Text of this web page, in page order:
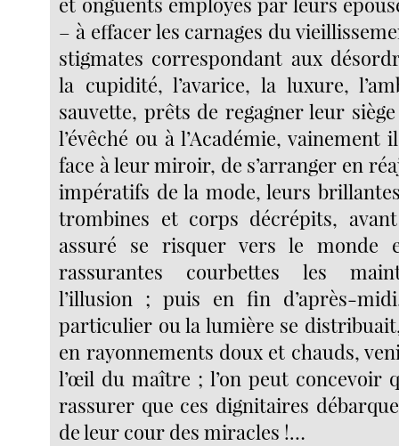
– à effacer les carnages du
stigmates correspondant aux
la cupidité, l’avarice, la luxure,
sauvette, prêts de regagner leur
l’évêché ou à l’Académie, vainement
face à leur miroir, de s’arranger en
impératifs de la mode, leurs
trombines et corps décrépits,
assuré se risquer vers le monde
rassurantes courbettes les
l’illusion ; puis en fin d’après-
particulier ou la lumière se
en rayonnements doux et chauds,
l’œil du maître ; l’on peut concevoir
rassurer que ces dignitaires
de leur cour des miracles !…